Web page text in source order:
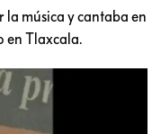
la música y cantaba en
en Tlaxcala.